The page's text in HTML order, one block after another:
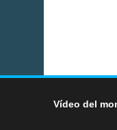
Vídeo del